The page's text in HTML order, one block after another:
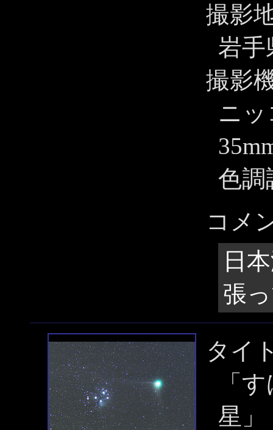
撮影
岩手
撮影
ニ
色調
コメ
日
張
タイ
「
星」